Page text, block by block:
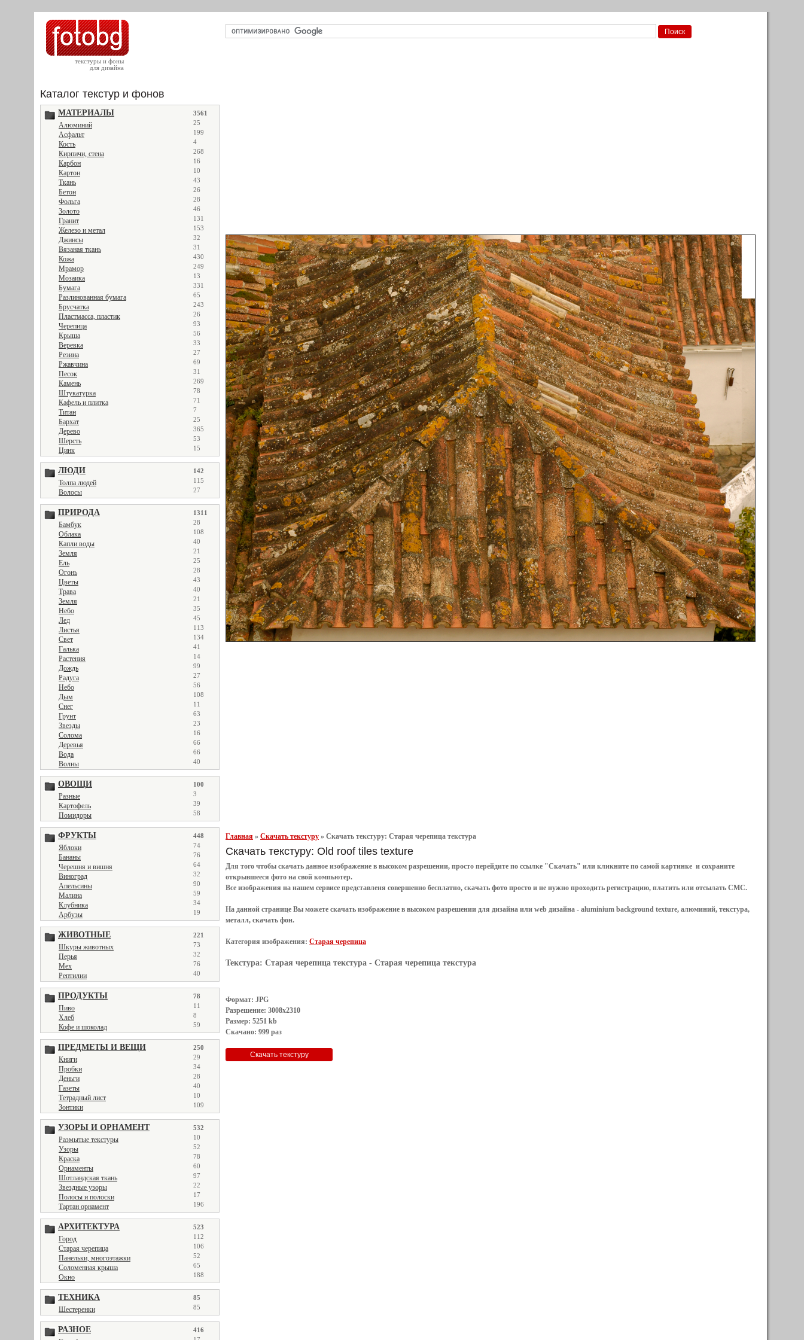
текстуры и фоны
для дизайна
Каталог текстур и фонов
МАТЕРИАЛЫ 3561
Алюминий 25
Асфальт 199
Кость 4
Кирпичи, стена 268
Карбон 16
Картон 10
Ткань 43
Бетон 26
Фольга 28
Золото 46
Гранит 131
Железо и метал 153
Джинсы 32
Вязаная ткань 31
Кожа 430
Мрамор 249
Мозаика 13
Бумага 331
Разлинованная бумага 65
Брусчатка 243
Пластмасса, пластик 26
Черепица 93
Крыша 56
Веревка 33
Резина 27
Ржавчина 69
Песок 31
Камень 269
Штукатурка 78
Кафель и плитка 71
Титан 7
Бархат 25
Дерево 365
Шерсть 53
Цинк 15
ЛЮДИ 142
Толпа людей 115
Волосы 27
ПРИРОДА 1311
Бамбук 28
Облака 108
Капли воды 40
Земля 21
Ель 25
Огонь 28
Цветы 43
Трава 40
Земля 21
Небо 35
Лед 45
Листья 113
Свет 134
Галька 41
Растения 14
Дождь 99
Радуга 27
Небо 56
Дым 108
Снег 11
Грунт 63
Звезды 23
Солома 16
Деревья 66
Вода 66
Волны 40
ОВОЩИ 100
Разные 3
Картофель 39
Помидоры 58
ФРУКТЫ 448
Яблоки 74
Бананы 76
Черешня и вишня 64
Виноград 32
Апельсины 90
Малина 59
Клубника 34
Арбузы 19
ЖИВОТНЫЕ 221
Шкуры животных 73
Перья 32
Мех 76
Рептилии 40
ПРОДУКТЫ 78
Пиво 11
Хлеб 8
Кофе и шоколад 59
ПРЕДМЕТЫ И ВЕЩИ 250
Книги 29
Пробки 34
Деньги 28
Газеты 40
Тетрадный лист 10
Зонтики 109
УЗОРЫ И ОРНАМЕНТ 532
Размытые текстуры 10
Узоры 52
Краска 78
Орнаменты 60
Шотландская ткань 97
Звездные узоры 22
Полосы и полоски 17
Тартан орнамент 196
АРХИТЕКТУРА 523
Город 112
Старая черепица 106
Панельки, многоэтажки 52
Соломенная крыша 65
Окно 188
ТЕХНИКА 85
Шестеренки 85
РАЗНОЕ 416
Главная » Скачать текстуру » Скачать текстуру: Старая черепица текстура
Скачать текстуру: Old roof tiles texture
Для того чтобы скачать данное изображение в высоком разрешении, просто перейдите по ссылке "Скачать" или кликните по самой картинке и сохраните
открывшееся фото на свой компьютер.
Все изображения на нашем сервисе представленя совершенно бесплатно, скачать фото просто и не нужно проходить регистрацию, платить или отсылать СМС.
На данной странице Вы можете скачать изображение в высоком разрешении для дизайна или web дизайна - aluminium background texture, алюминий, текстура,
металл, скачать фон.
Категория изображения: Старая черепица
Текстура: Старая черепица текстура - Старая черепица текстура
Формат: JPG
Разрешение: 3008x2310
Размер: 5251 kb
Скачано: 999 раз